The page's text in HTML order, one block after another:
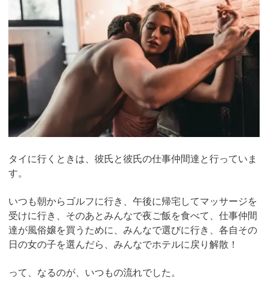
タイに行くときは、彼氏と彼氏の仕事仲間達と行っていま
す。
いつも朝からゴルフに行き、午後に帰宅してマッサージを
受けに行き、そのあとみんなで夜ご飯を食べて、仕事仲間
達が風俗嬢を買うために、みんなで選びに行き、各自その
日の女の子を選んだら、みんなでホテルに戻り解散！
って、なるのが、いつもの流れでした。